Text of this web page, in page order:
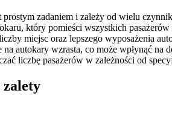
zadaniem i zależy od wielu
który pomieści wszystkich
miejsc oraz lepszego wyposażenia
autokary wzrasta, co może wpłynąć
liczbę pasażerów w zależności od
zalety